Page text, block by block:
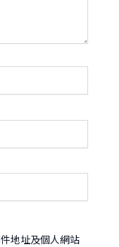
地址及個人網站